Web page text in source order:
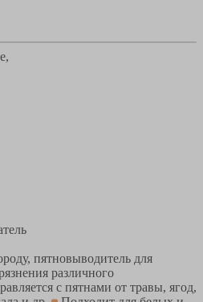
пятновыводитель для
различного
с пятнами от травы, ягод,